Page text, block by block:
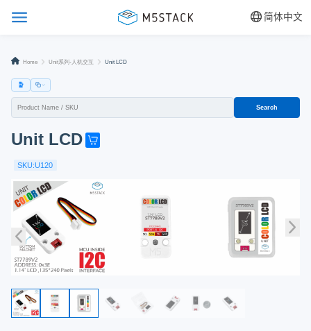
简体中文
Home Unit系列-人机交互 Unit LCD
Search
Unit LCD G
e
n
w
!
SKU:U120